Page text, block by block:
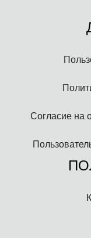
Согласие на